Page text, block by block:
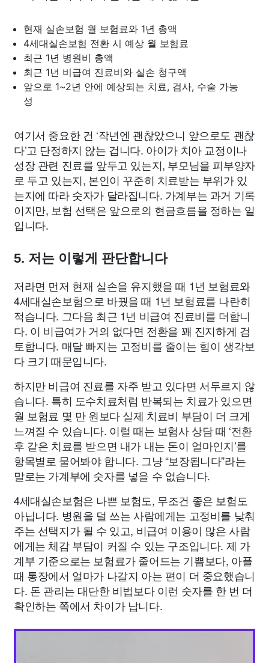
현재 실손보험 월 보험료와 1년 총액
4세대실손보험 전환 시 예상 월 보험료
최근 1년 병원비 총액
최근 1년 비급여 진료비와 실손 청구액
앞으로 1~2년 안에 예상되는 치료, 검사, 수술 가능
성
여기서 중요한 건 ‘작년엔 괜찮았으니 앞으로도 괜찮
다’고 단정하지 않는 겁니다. 아이가 치아 교정이나
성장 관련 진료를 앞두고 있는지, 부모님을 피부양자
로 두고 있는지, 본인이 꾸준히 치료받는 부위가 있
는지에 따라 숫자가 달라집니다. 가계부는 과거 기록
이지만, 보험 선택은 앞으로의 현금흐름을 정하는 일
입니다.
5. 저는 이렇게 판단합니다
저라면 먼저 현재 실손을 유지했을 때 1년 보험료와
4세대실손보험으로 바꿨을 때 1년 보험료를 나란히
적습니다. 그다음 최근 1년 비급여 진료비를 더합니
다. 이 비급여가 거의 없다면 전환을 꽤 진지하게 검
토합니다. 매달 빠지는 고정비를 줄이는 힘이 생각보
다 크기 때문입니다.
하지만 비급여 진료를 자주 받고 있다면 서두르지 않
습니다. 특히 도수치료처럼 반복되는 치료가 있으면
월 보험료 몇 만 원보다 실제 치료비 부담이 더 크게
느껴질 수 있습니다. 이럴 때는 보험사 상담 때 ‘전환
후 같은 치료를 받으면 내가 내는 돈이 얼마인지’를
항목별로 물어봐야 합니다. 그냥 “보장됩니다”라는
말로는 가계부에 숫자를 넣을 수 없습니다.
4세대실손보험은 나쁜 보험도, 무조건 좋은 보험도
아닙니다. 병원을 덜 쓰는 사람에게는 고정비를 낮춰
주는 선택지가 될 수 있고, 비급여 이용이 많은 사람
에게는 체감 부담이 커질 수 있는 구조입니다. 제 가
계부 기준으로는 보험료가 줄어드는 기쁨보다, 아플
때 통장에서 얼마가 나갈지 아는 편이 더 중요했습니
다. 돈 관리는 대단한 비법보다 이런 숫자를 한 번 더
확인하는 쪽에서 차이가 납니다.